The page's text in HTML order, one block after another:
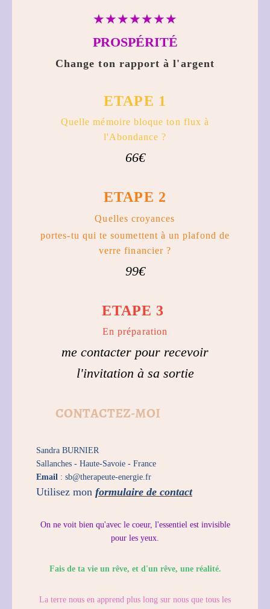
★★★★★★★
PROSPÉRITÉ
Change ton rapport à l'argent
ETAPE 1
Quelle mémoire bloque ton flux à
l'Abondance ?
66€
ETAPE 2
Quelles croyances
portes-tu qui te soumettent à un plafond de
verre financier ?
99€
ETAPE 3
En préparation
me contacter pour recevoir
l'invitation à sa sortie
CONTACTEZ-MOI
Sandra BURNIER
Sallanches - Haute-Savoie - France
Email : sb@therapeute-energie.fr
Utilisez mon formulaire de contact
On ne voit bien qu'avec le coeur, l'essentiel est invisible
pour les yeux.
Fais de ta vie un rêve, et d'un rêve, une réalité.
La terre nous en apprend plus long sur nous que tous les